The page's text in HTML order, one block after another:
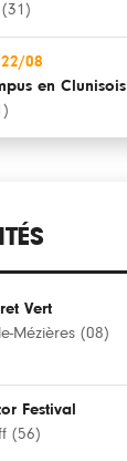
(31)
22/08
en Clunisois
Vert
Mézières (08)
Festival
(56)